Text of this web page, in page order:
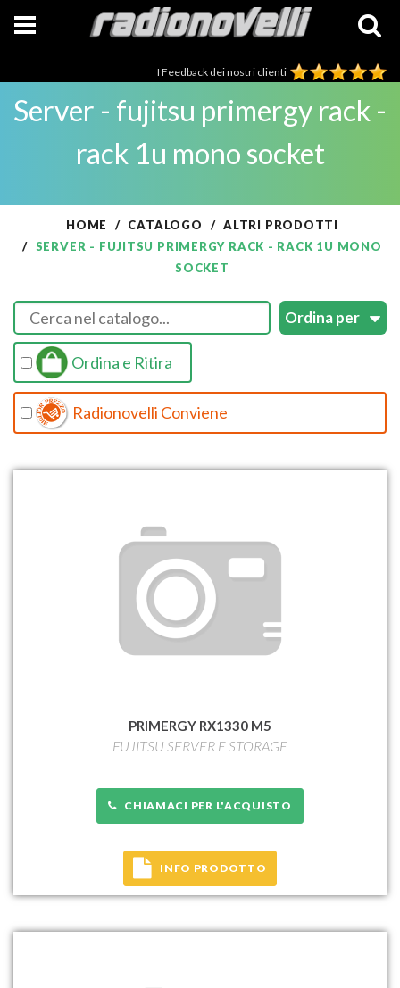
I Feedback dei nostri clienti
Server - fujitsu primergy rack -
rack 1u mono socket
HOME CATALOGO
ALTRI PRODOTTI
SERVER - FUJITSU PRIMERGY RACK - RACK 1U MONO
SOCKET
Ordina e Ritira
Radionovelli Conviene
PRIMERGY RX1330 M5
FUJITSU SERVER E STORAGE
CHIAMACI PER L'ACQUISTO
INFO PRODOTTO